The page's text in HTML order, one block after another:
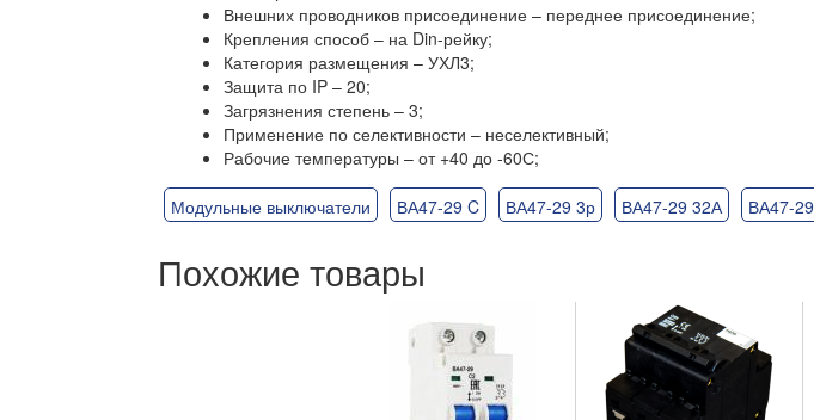
Внешних проводников присоединение – переднее присоединение;
Крепления способ – на Din-рейку;
Категория размещения – УХЛ3;
Защита по IP – 20;
Загрязнения степень – 3;
Применение по селективности – неселективный;
Рабочие температуры – от +40 до -60С;
Модульные выключатели ВА47-29 C ВА47-29 3р ВА47-29 32А ВА47-29
Похожие товары